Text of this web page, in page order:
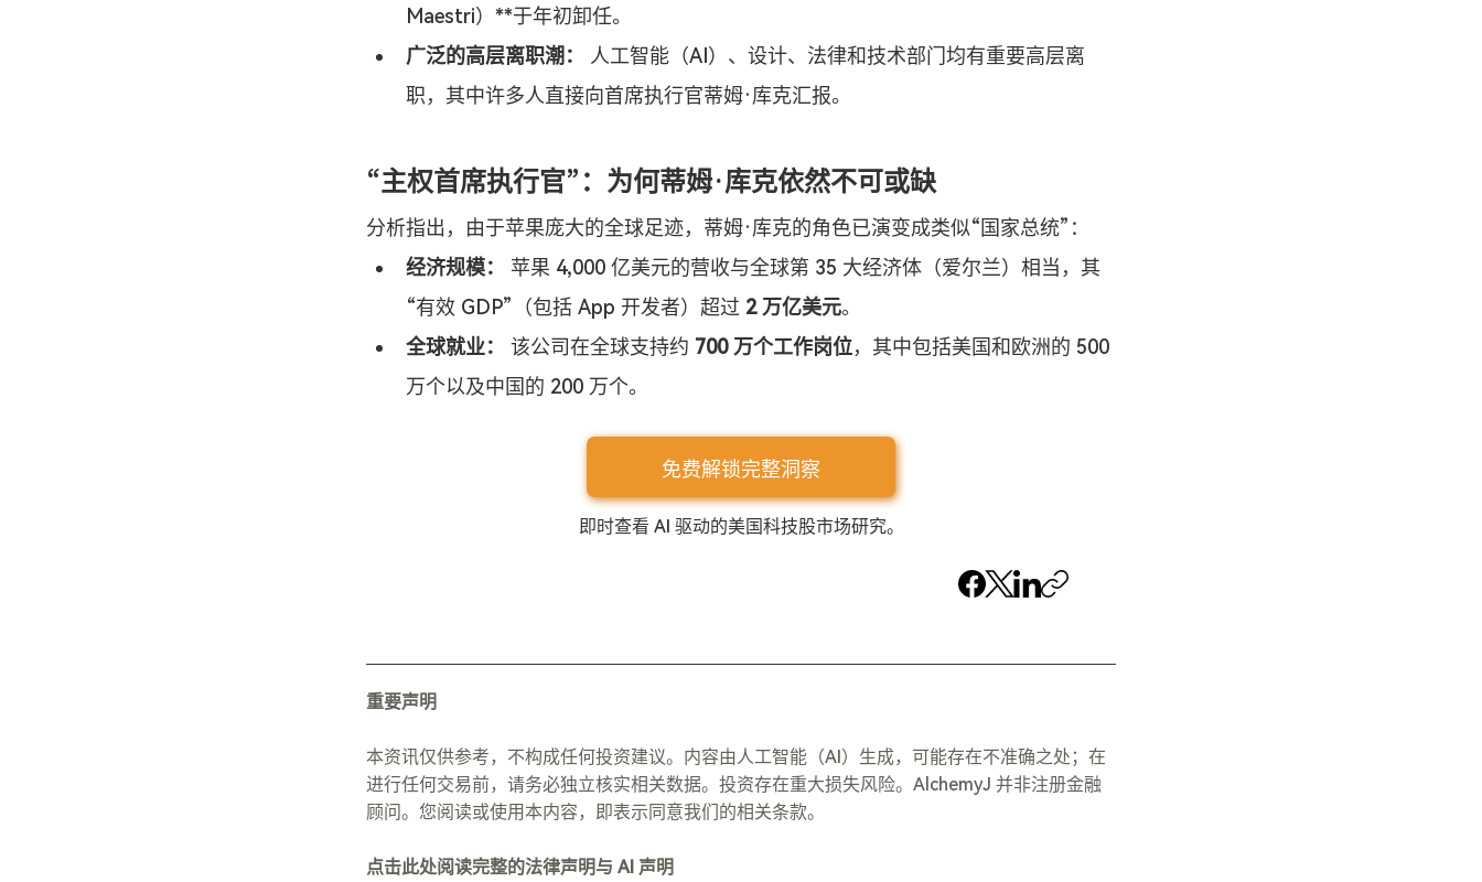
Maestri）**于年初卸任。
广泛的高层离职潮：
人工智能（AI）、设计、法律和技术部门均有重要高层离
职，其中许多人直接向首席执行官蒂姆·库克汇报。
“主权首席执行官”：为何蒂姆·库克依然不可或缺
分析指出，由于苹果庞大的全球足迹，蒂姆·库克的角色已演变成类似“国家总统”：
经济规模：
苹果 4,000 亿美元的营收与全球第 35 大经济体（爱尔兰）相当，其
“有效 GDP”（包括 App 开发者）超过 2 万亿美元。
全球就业：
该公司在全球支持约 700 万个工作岗位，其中包括美国和欧洲的 500
万个以及中国的 200 万个。
免费解锁完整洞察
即时查看 AI 驱动的美国科技股市场研究。
重要声明
本资讯仅供参考，不构成任何投资建议。内容由人工智能（AI）生成，可能存在不准确之处；在
进行任何交易前，请务必独立核实相关数据。投资存在重大损失风险。AlchemyJ 并非注册金融
顾问。您阅读或使用本内容，即表示同意我们的相关条款。
点击此处阅读完整的法律声明与 AI 声明